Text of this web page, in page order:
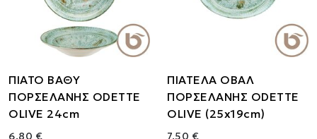
ΠΙΑΤΟ ΒΑΘΥ
ΠΟΡΣΕΛΑΝΗΣ ODETTE
OLIVE 24cm
6.80 €
ΠΙΑΤΕΛΑ ΟΒΑΛ
ΠΟΡΣΕΛΑΝΗΣ ODETTE
OLIVE (25x19cm)
7.50 €